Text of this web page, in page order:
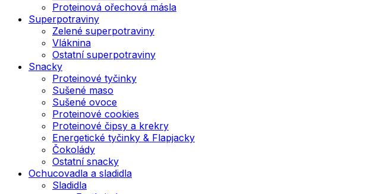
Proteinová ořechová másla
Superpotraviny
Zelené superpotraviny
Vláknina
Ostatní superpotraviny
Snacky
Proteinové tyčinky
Sušené maso
Sušené ovoce
Proteinové cookies
Proteinové čipsy a krekry
Energetické tyčinky & Flapjacky
Čokolády
Ostatní snacky
Ochucovadla a sladidla
Sladidla